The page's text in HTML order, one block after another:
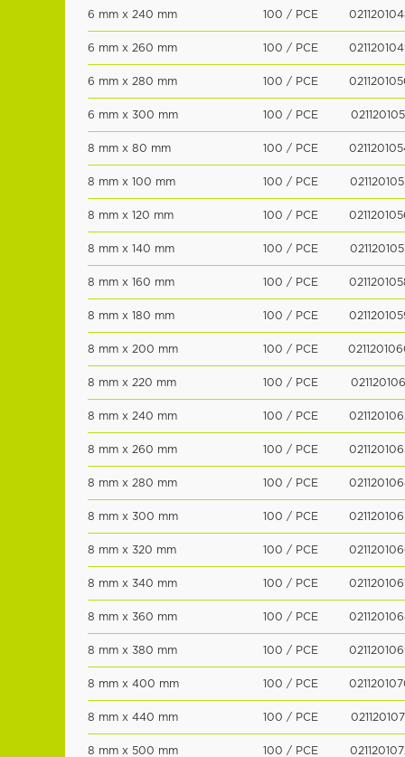
6 mm x 240 mm 100 / PCE
6 mm x 260 mm 100 / PCE
6 mm x 280 mm 100 / PCE
6 mm x 300 mm 100 / PCE
8 mm x 80 mm 100 / PCE
8 mm x 100 mm 100 / PCE
8 mm x 120 mm 100 / PCE
8 mm x 140 mm 100 / PCE
8 mm x 160 mm 100 / PCE
8 mm x 180 mm 100 / PCE
8 mm x 200 mm 100 / PCE
8 mm x 220 mm 100 / PCE
8 mm x 240 mm 100 / PCE
8 mm x 260 mm 100 / PCE
8 mm x 280 mm 100 / PCE
8 mm x 300 mm 100 / PCE
8 mm x 320 mm 100 / PCE
8 mm x 340 mm 100 / PCE
8 mm x 360 mm 100 / PCE
8 mm x 380 mm 100 / PCE
8 mm x 400 mm 100 / PCE
8 mm x 440 mm 100 / PCE
8 mm x 500 mm 100 / PCE